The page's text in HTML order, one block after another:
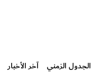
الجدول الزمني آخر الأخبار